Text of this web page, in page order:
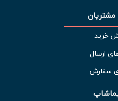
خرید
ارسال
سفارش